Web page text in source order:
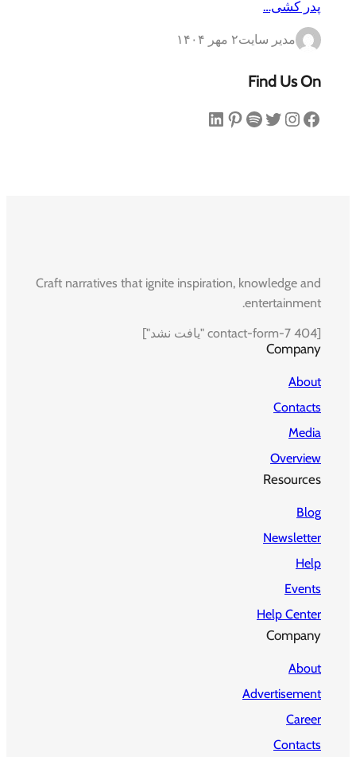
پدر کشی…
مدیر سایت۲ مهر ۱۴۰۴
Find Us On
فیس‌بوک اینستاگرم توییتر اسپاتیفای پینترست لینکداین
Craft narratives that ignite inspiration, knowledge and
entertainment.
[contact-form-7 404 "یافت نشد"]
Company
About
Contacts
Media
Overview
Resources
Blog
Newsletter
Help
Events
Help Center
Company
About
Advertisement
Career
Contacts